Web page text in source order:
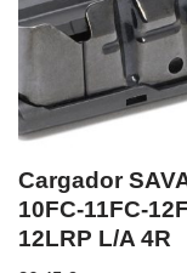
Cargador
10FC-11FC-
12LRP L/A 4R